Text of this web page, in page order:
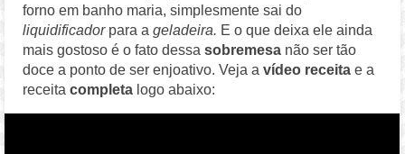
forno em banho maria, simplesmente sai do
liquidificadorpara ageladeira. E o que deixa ele ainda
mais gostoso é o fato dessasobremesa não ser tão
doce a ponto de ser enjoativo. Veja avídeo receita e a
receitacompleta logo abaixo: